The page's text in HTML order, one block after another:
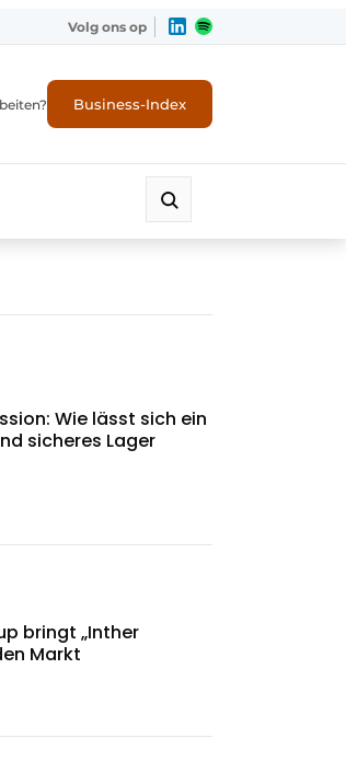
Volg ons op
Business-Index
Wie lässt sich ein
sicheres Lager
bringt „Inther
Markt